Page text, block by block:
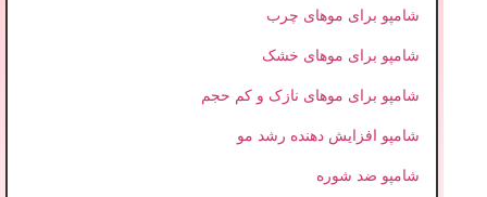
شامپو برای موهای چرب
شامپو برای موهای خشک
شامپو برای موهای نازک و کم حجم
شامپو افزایش دهنده رشد مو
شامپو ضد شوره